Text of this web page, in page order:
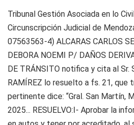
Tribunal Gestión Asociada en lo
Circunscripción Judicial de
07563563-4) ALCARAS CARLOS
DEBORA NOEMI P/ DAÑOS
DE TRÁNSITO notifica y cita al Sr.
RAMÍREZ lo resuelto a fs. 21, que
pertinente dice: “Gral. San Martín,
2025... RESUELVO:I- Aprobar la